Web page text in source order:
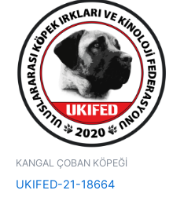
KANGAL ÇOBAN KÖPEĞİ
UKIFED-21-18664